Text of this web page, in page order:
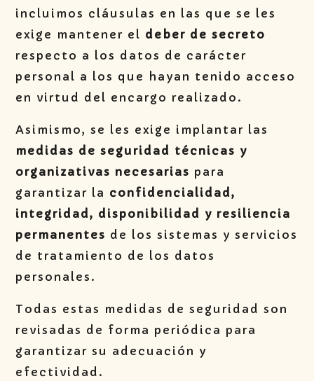
incluimos cláusulas en las que se les
exige mantener el deber de secreto
respecto a los datos de carácter
personal a los que hayan tenido acceso
en virtud del encargo realizado.
Asimismo, se les exige implantar las
medidas de seguridad técnicas y
organizativas necesarias para
garantizar la confidencialidad,
integridad, disponibilidad y resiliencia
permanentes de los sistemas y servicios
de tratamiento de los datos
personales.
Todas estas medidas de seguridad son
revisadas de forma periódica para
garantizar su adecuación y
efectividad.